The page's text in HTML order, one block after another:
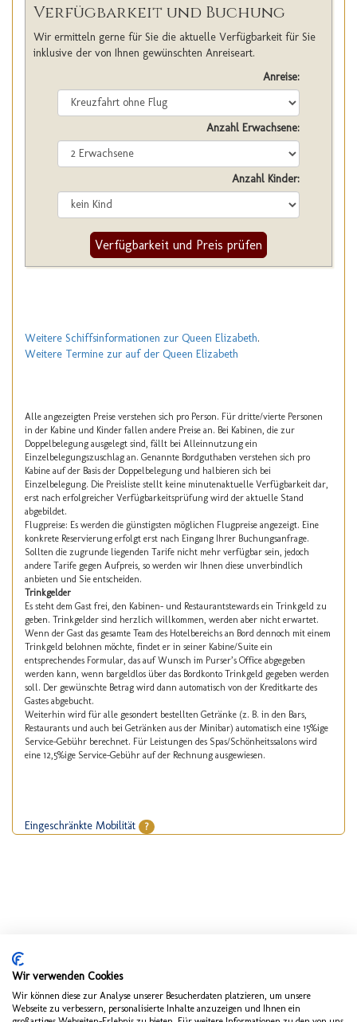
Verfügbarkeit und Buchung
Wir ermitteln gerne für Sie die aktuelle Verfügbarkeit für Sie
inklusive der von Ihnen gewünschten Anreiseart.
Anreise:
Anzahl Erwachsene:
Anzahl Kinder:
Verfügbarkeit und Preis prüfen
Weitere Schiffsinformationen zur Queen Elizabeth.
Weitere Termine zur auf der Queen Elizabeth
Alle angezeigten Preise verstehen sich pro Person. Für dritte/vierte Personen
in der Kabine und Kinder fallen andere Preise an. Bei Kabinen, die zur
Doppelbelegung ausgelegt sind, fällt bei Alleinnutzung ein
Einzelbelegungszuschlag an. Genannte Bordguthaben verstehen sich pro
Kabine auf der Basis der Doppelbelegung und halbieren sich bei
Einzelbelegung. Die Preisliste stellt keine minutenaktuelle Verfügbarkeit dar,
erst nach erfolgreicher Verfügbarkeitsprüfung wird der aktuelle Stand
abgebildet.
Flugpreise: Es werden die günstigsten möglichen Flugpreise angezeigt. Eine
konkrete Reservierung erfolgt erst nach Eingang Ihrer Buchungsanfrage.
Sollten die zugrunde liegenden Tarife nicht mehr verfügbar sein, jedoch
andere Tarife gegen Aufpreis, so werden wir Ihnen diese unverbindlich
anbieten und Sie entscheiden.
Trinkgelder
Es steht dem Gast frei, den Kabinen- und Restaurantstewards ein Trinkgeld zu
geben. Trinkgelder sind herzlich willkommen, werden aber nicht erwartet.
Wenn der Gast das gesamte Team des Hotelbereichs an Bord dennoch mit einem
Trinkgeld belohnen möchte, findet er in seiner Kabine/Suite ein
entsprechendes Formular, das auf Wunsch im Purser’s Office abgegeben
werden kann, wenn bargeldlos über das Bordkonto Trinkgeld gegeben werden
soll. Der gewünschte Betrag wird dann automatisch von der Kreditkarte des
Gastes abgebucht.
Weiterhin wird für alle gesondert bestellten Getränke (z. B. in den Bars,
Restaurants und auch bei Getränken aus der Minibar) automatisch eine 15%ige
Service-Gebühr berechnet. Für Leistungen des Spas/Schönheitssalons wird
eine 12,5%ige Service-Gebühr auf der Rechnung ausgewiesen.
Eingeschränkte Mobilität ?
Wir verwenden Cookies
Wir können diese zur Analyse unserer Besucherdaten platzieren, um unsere
Webseite zu verbessern, personalisierte Inhalte anzuzeigen und Ihnen ein